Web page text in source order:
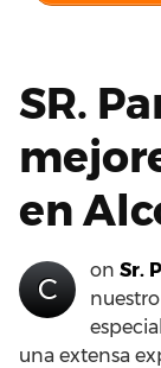
SR.
en
C
on Sr.
una extensa